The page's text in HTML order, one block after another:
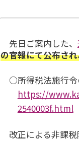
先日ご案内した、
の官報にて公布さ
○所得税法施行令
https://
2540003f.html
改正による非課税